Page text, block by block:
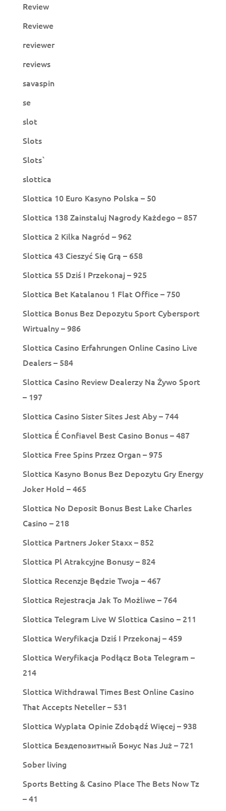
Review
Reviewe
reviewer
reviews
savaspin
se
slot
Slots
Slots`
slottica
Slottica 10 Euro Kasyno Polska – 50
Slottica 138 Zainstaluj Nagrody Każdego – 857
Slottica 2 Kilka Nagród – 962
Slottica 43 Cieszyć Się Grą – 658
Slottica 55 Dziś I Przekonaj – 925
Slottica Bet Katalanou 1 Flat Office – 750
Slottica Bonus Bez Depozytu Sport Cybersport
Wirtualny – 986
Slottica Casino Erfahrungen Online Casino Live
Dealers – 584
Slottica Casino Review Dealerzy Na Żywo Sport
– 197
Slottica Casino Sister Sites Jest Aby – 744
Slottica É Confiavel Best Casino Bonus – 487
Slottica Free Spins Przez Organ – 975
Slottica Kasyno Bonus Bez Depozytu Gry Energy
Joker Hold – 465
Slottica No Deposit Bonus Best Lake Charles
Casino – 218
Slottica Partners Joker Staxx – 852
Slottica Pl Atrakcyjne Bonusy – 824
Slottica Recenzje Będzie Twoja – 467
Slottica Rejestracja Jak To Możliwe – 764
Slottica Telegram Live W Slottica Casino – 211
Slottica Weryfikacja Dziś I Przekonaj – 459
Slottica Weryfikacja Podłącz Bota Telegram –
214
Slottica Withdrawal Times Best Online Casino
That Accepts Neteller – 531
Slottica Wyplata Opinie Zdobądź Więcej – 938
Slottica Бездепозитный Бонус Nas Już – 721
Sober living
Sports Betting & Casino Place The Bets Now Tz
– 41